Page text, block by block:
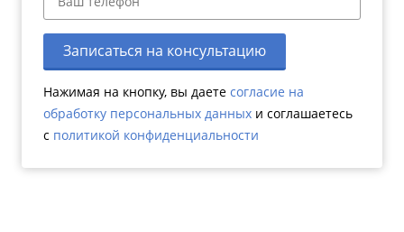
Записаться на консультацию
Нажимая на кнопку, вы даете согласие на
обработку персональных данных и соглашаетесь
c политикой конфиденциальности